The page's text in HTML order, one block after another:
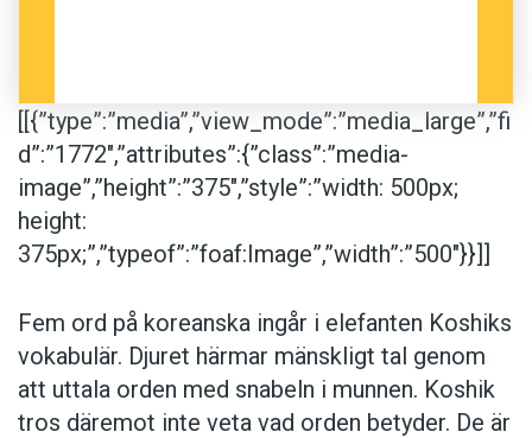
[[{”type”:”media”,”view_mode”:”media_large”,”fi
d”:”1772″,”attributes”:{”class”:”media-
image”,”height”:”375″,”style”:”width: 500px;
height:
375px;”,”typeof”:”foaf:Image”,”width”:”500″}}]]
Fem ord på koreanska ingår i elefanten Koshiks
vokabulär. Djuret härmar mänskligt tal genom
att uttala orden med snabeln i munnen. Koshik
tros däremot inte veta vad orden betyder. De är